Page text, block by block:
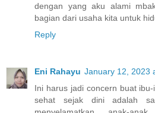
dengan yang aku alami
bagian dari usaha kita untuk
Reply
Eni Rahayu January 12, 2023
Ini harus jadi concern buat
sehat sejak dini adalah